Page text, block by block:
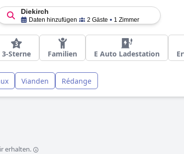
Diekirch
Daten hinzufügen 2 Gäste 1 Zimmer
3-Sterne Familien E Auto Ladestation
Vianden Rédange
erhalten.